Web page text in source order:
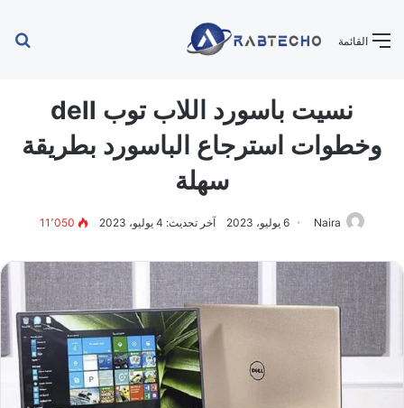
القائمة
نسيت باسورد اللاب توب dell
وخطوات استرجاع الباسورد بطريقة
سهلة
Naira 6 يوليو، 2023 آخر تحديث: 4 يوليو، 2023 11٬050